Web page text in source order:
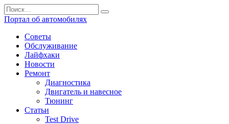
Перейти
к
содержанию
Search
for:
Портал об автомобилях
Советы
Обслуживание
Лайфхаки
Новости
Ремонт
Диагностика
Двигатель и навесное
Тюнинг
Статьи
Test Drive